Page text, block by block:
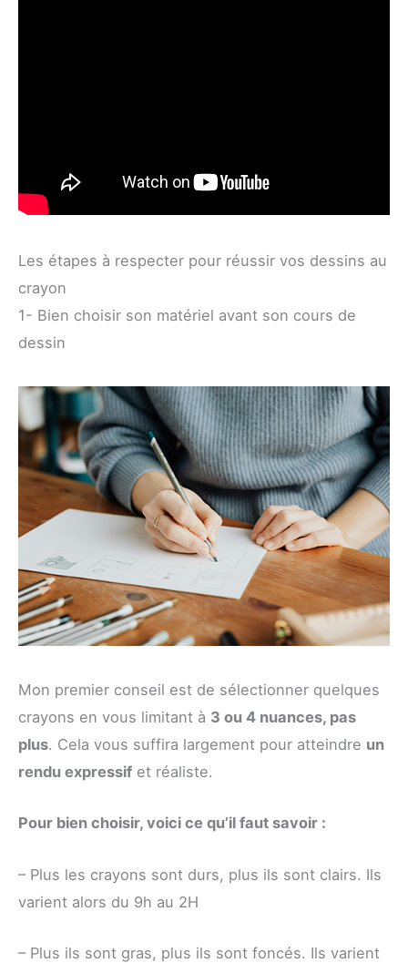
Les étapes à respecter pour réussir vos dessins au
crayon
1- Bien choisir son matériel avant son cours de
dessin
Mon premier conseil est de sélectionner quelques
crayons en vous limitant à 3 ou 4 nuances, pas
plus. Cela vous suffira largement pour atteindre un
rendu expressif et réaliste.
Pour bien choisir, voici ce qu’il faut savoir :
– Plus les crayons sont durs, plus ils sont clairs. Ils
varient alors du 9h au 2H
– Plus ils sont gras, plus ils sont foncés. Ils varient